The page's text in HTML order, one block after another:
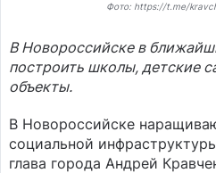
Фото: https://t.me/
В Новороссийске в
построить школы, детские
объекты.
В Новороссийске
социальной
глава города Андрей